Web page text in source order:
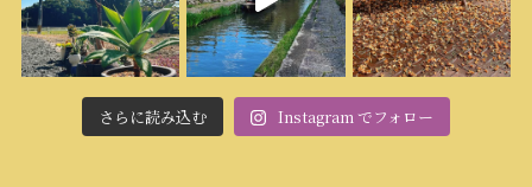
さらに読み込む Instagram でフォロー